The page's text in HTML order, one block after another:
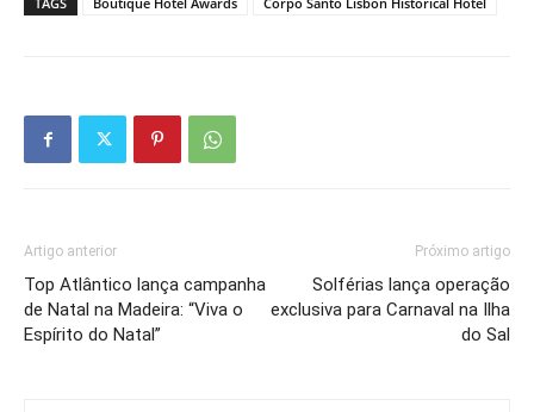
Artigo anterior
Top Atlântico lança campanha
de Natal na Madeira: “Viva o
Espírito do Natal”
Próximo artigo
Solférias lança operação
exclusiva para Carnaval na Ilha
do Sal